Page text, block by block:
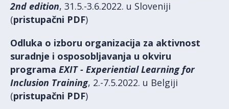
2nd edition, 31.5.-3.6.2022. u Sloveniji
(pristupačni PDF)
Odluka o izboru organizacija za aktivnost
suradnje i osposobljavanja u okviru
programa EXIT - Experiential Learning for
Inclusion Training, 2.-7.5.2022. u Belgiji
(pristupačni PDF)